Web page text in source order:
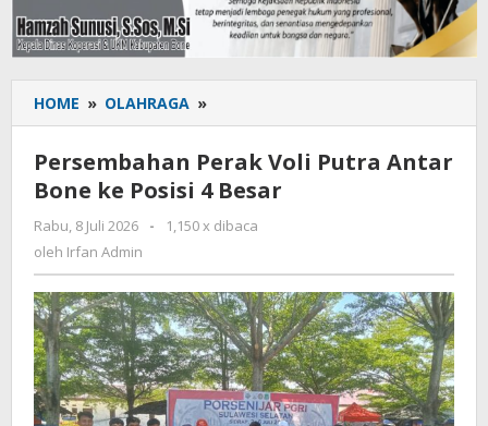
HOME » OLAHRAGA »
Perak
Putra
Antar
Bone
Besar
Persembahan Perak Voli Putra Antar
Bone ke Posisi 4 Besar
Rabu, 8 Juli 2026
oleh
-
1,150 x dibaca
oleh Irfan Admin